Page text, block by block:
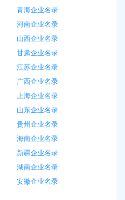
青海企业名录
河南企业名录
山西企业名录
甘肃企业名录
江苏企业名录
广西企业名录
上海企业名录
山东企业名录
贵州企业名录
海南企业名录
新疆企业名录
湖南企业名录
安徽企业名录